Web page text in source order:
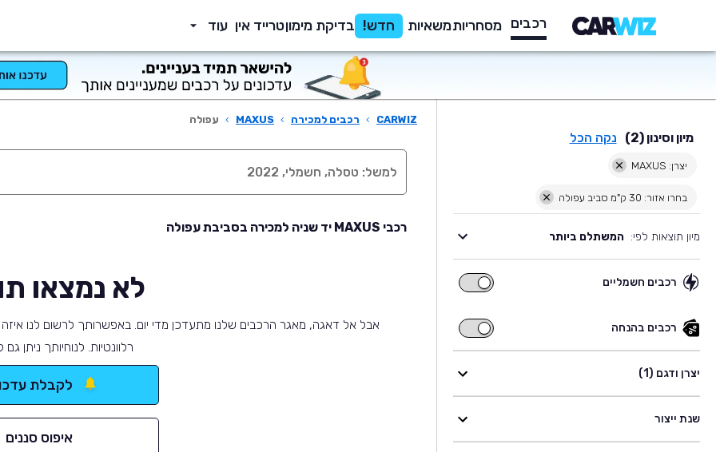
רכבים מסחריותמשאיות חדש! בדיקת מימוןטרייד אין עוד
מיון וסינון (2) נקה הכל
יצרן: MAXUS
בחרו אזור: 30 ק"מ סביב עפולה
מיון תוצאות לפי: המשתלם ביותר
רכבים חשמליים
רכבים
רכבים בהנחה
רכבים
בהנחה
יצרן ודגם (1)
שנת ייצור
CARWIZ
› רכבים למכירה ›
MAXUS
› עפולה
רכבי MAXUS יד שניה למכירה בסביבת עפולה
לא נמצאו
אבל אל דאגה, מאגר הרכבים שלנו מתעדכן מדי יום. באפשרותך לרשום לנו
רלוונטיות. לנוחיותך ניתן
לקבלת
איפוס סננים